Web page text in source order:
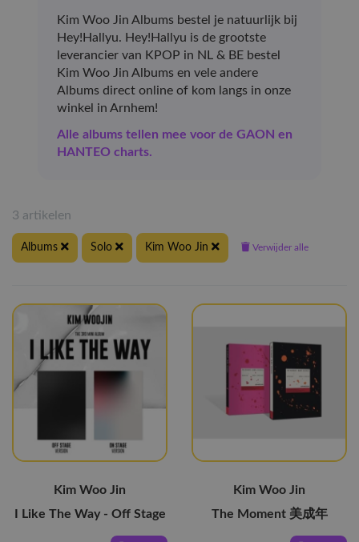
Kim Woo Jin Albums bestel je natuurlijk bij
Hey!Hallyu. Hey!Hallyu is de grootste
leverancier van KPOP in NL & BE bestel
Kim Woo Jin Albums en vele andere
Albums direct online of kom langs in onze
winkel in Arnhem!
Alle albums tellen mee voor de GAON en
HANTEO charts.
3 artikelen
Albums Solo Kim Woo Jin Verwijder alle
Kim Woo Jin
I Like The Way - Off Stage
Kim Woo Jin
The Moment 美成年